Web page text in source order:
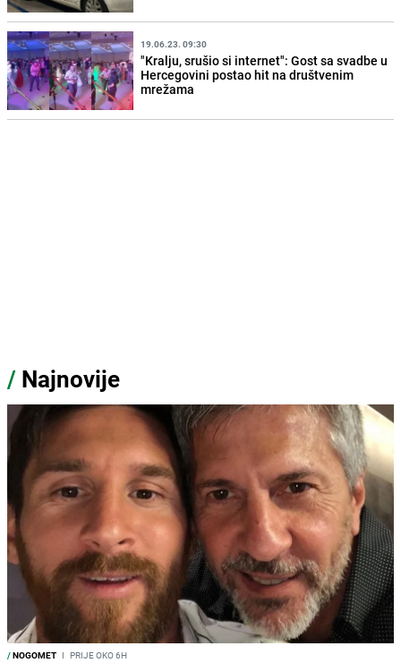
19.06.23. 09:30
"Kralju, srušio si internet": Gost sa svadbe u
Hercegovini postao hit na društvenim
mrežama
/ Najnovije
/NOGOMET I PRIJE OKO 6H